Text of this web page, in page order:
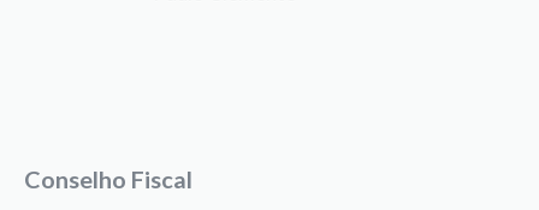
Conselho Fiscal